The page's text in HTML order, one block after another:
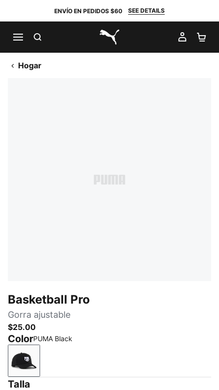
ENVÍO EN PEDIDOS $60 SEE DETAILS
PUMA.com
MI
Hogar
Basketball Pro
Gorra ajustable
$25.00
ColorPUMA Black
PUMA Black
Talla